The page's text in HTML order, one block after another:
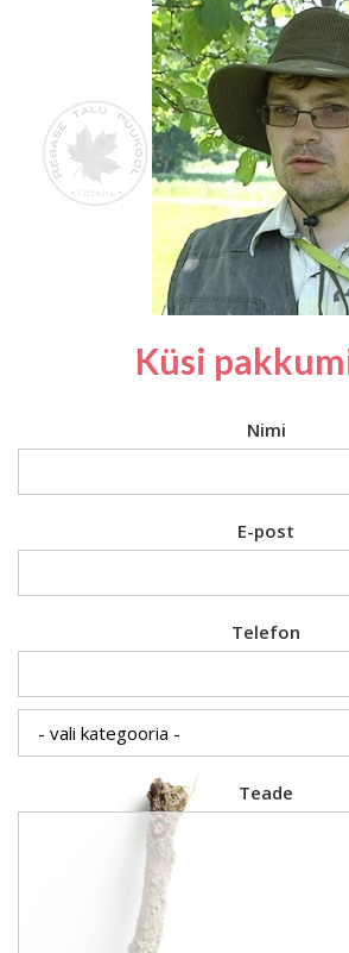
Küsi
Nimi
E-post
Telefon
Teade